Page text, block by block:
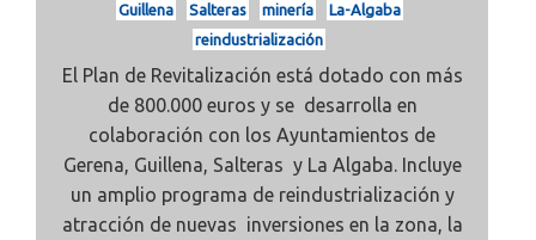
Guillena
Salteras minería
La-Algaba
reindustrialización
El Plan de Revitalización está dotado con más
de 800.000 euros y se desarrolla en
colaboración con los Ayuntamientos de
Gerena, Guillena, Salteras y La Algaba. Incluye
un amplio programa de reindustrialización y
atracción de nuevas inversiones en la zona, la